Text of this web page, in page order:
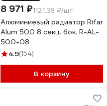
8 971 ₽1121.38 ₽/шт
Алюминиевый радиатор Rifar
Alum 500 8 секц. бок. R-AL-
500-08
4.9(154)
В корзину